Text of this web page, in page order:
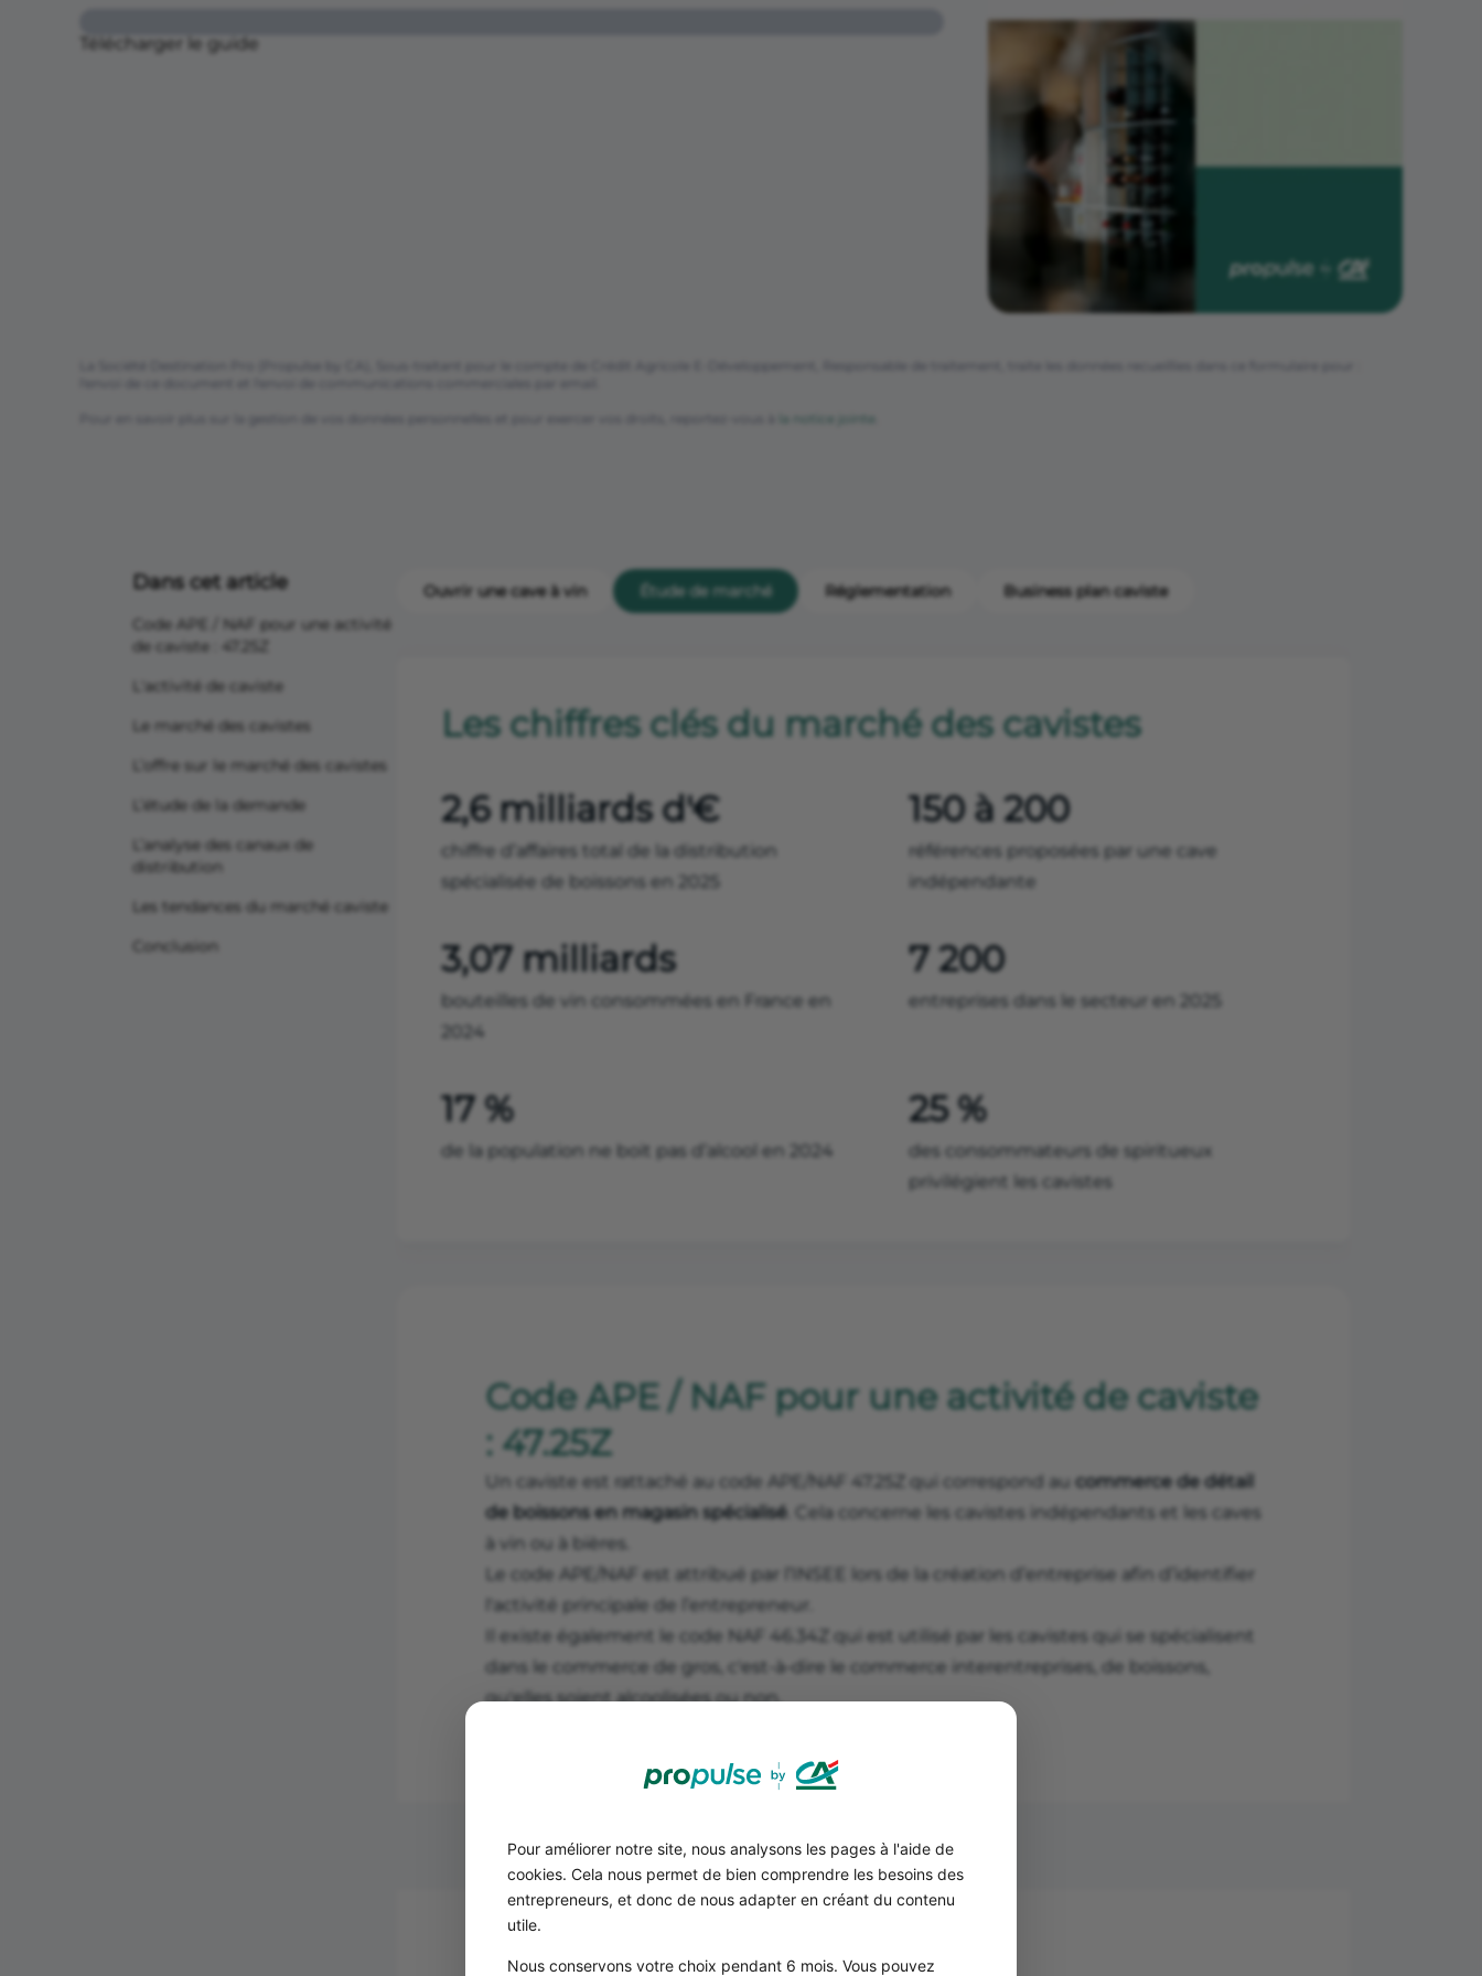
Pour améliorer notre site, nous analysons les pages à l'aide de
cookies. Cela nous permet de bien comprendre les besoins des
entrepreneurs, et donc de nous adapter en créant du contenu
utile.
Nous conservons votre choix pendant 6 mois. Vous pouvez
Télécharger le guide
Dans cet article
Code APE / NAF pour une activité
de caviste : 47.25Z
L'activité de caviste
Le marché des cavistes
L’offre sur le marché des cavistes
L’étude de la demande
L’analyse des canaux de
distribution
Les tendances du marché caviste
Conclusion
Ouvrir une cave à vin Étude de marché Réglementation Business plan caviste
Les chiffres clés du marché des cavistes
2,6 milliards d'€
chiffre d’affaires total de la distribution
spécialisée de boissons en 2025
150 à 200
références proposées par une cave
indépendante
3,07 milliards
bouteilles de vin consommées en France en
2024
7 200
entreprises dans le secteur en 2025
17 %
de la population ne boit pas d’alcool en 2024
25 %
des consommateurs de spiritueux
privilégient les cavistes
Code APE / NAF pour une activité de caviste
: 47.25Z
Un caviste est rattaché au code APE/NAF 47.25Z qui correspond au commerce de détail
de boissons en magasin spécialisé . Cela concerne les cavistes indépendants et les caves
à vin ou à bières.
Le code APE/NAF est attribué par l’INSEE lors de la création d’entreprise afin d’identifier
l'activité principale de l’entrepreneur.
Il existe également le code NAF 46.34Z qui est utilisé par les cavistes qui se spécialisent
dans le commerce de gros, c'est-à-dire le commerce interentreprises, de boissons,
qu'elles soient alcoolisées ou non.